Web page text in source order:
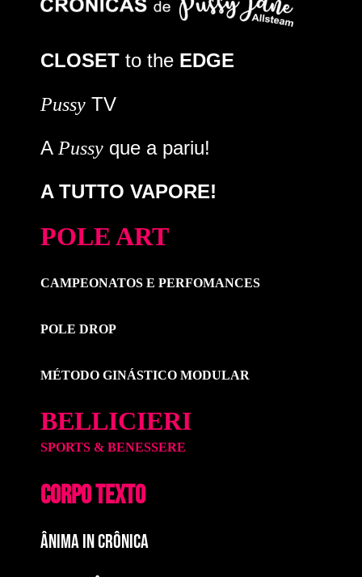
CLOSET to the EDGE
Pussy TV
A Pussy que a pariu!
A TUTTO VAPORE!
POLE ART
CAMPEONATOS E PERFOMANCES
POLE DROP
MÉTODO GINÁSTICO MODULAR
BELLICIERI
SPORTS & BENESSERE
CORPO TEXTO
ÂNIMA IN CRÔNICA